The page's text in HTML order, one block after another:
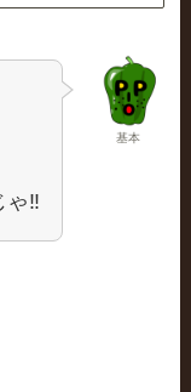
基本
ゃ‼